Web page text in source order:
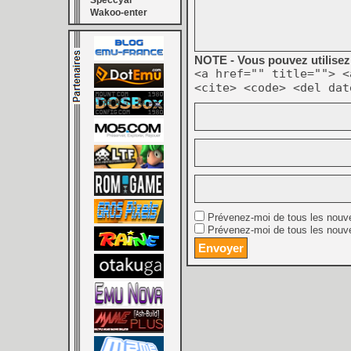
Wakoo-enter
NOTE - Vous pouvez
<a href="" title="">
<cite> <code> <del
Prévenez-moi de tous les
Prévenez-moi de tous les